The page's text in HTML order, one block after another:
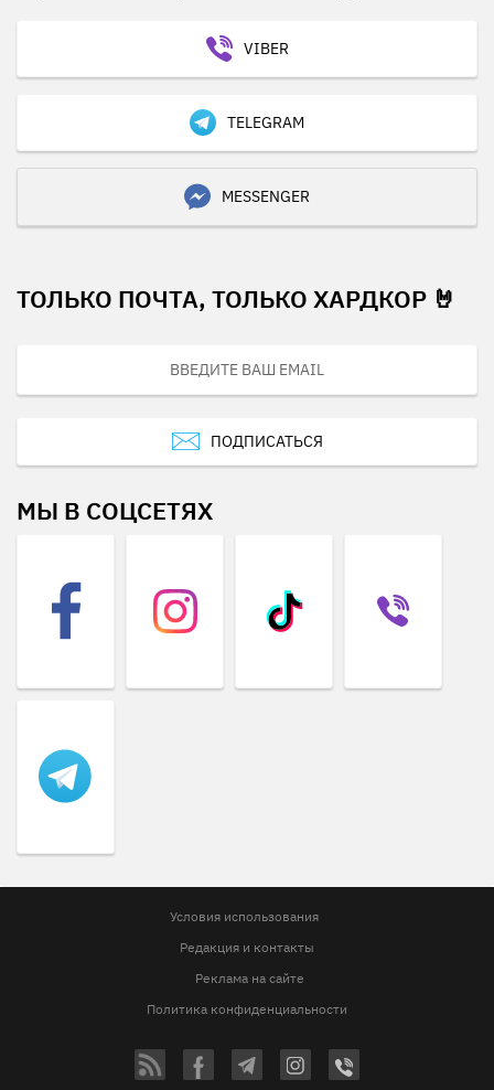
VIBER
TELEGRAM
MESSENGER
ТОЛЬКО ПОЧТА, ТОЛЬКО ХАРДКОР 🤘
ПОДПИСАТЬСЯ
МЫ В СОЦСЕТЯХ
Условия использования
Редакция и контакты
Реклама на сайте
Политика конфиденциальности